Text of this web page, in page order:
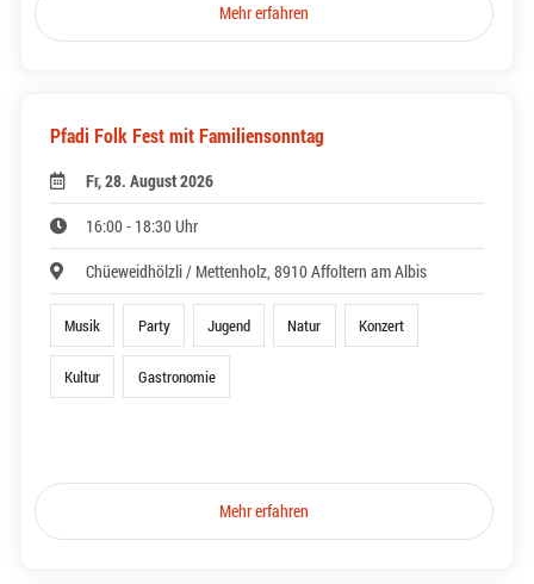
Mehr erfahren
Pfadi Folk Fest mit Familiensonntag
Fr, 28. August 2026
16:00 - 18:30 Uhr
Chüeweidhölzli / Mettenholz, 8910 Affoltern am Albis
Musik Party Jugend Natur Konzert
Kultur Gastronomie
Mehr erfahren